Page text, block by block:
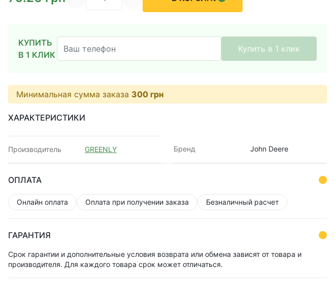
КУПИТЬ
В 1 КЛИК
Купить в 1 клик
Минимальная сумма заказа 300 грн
ХАРАКТЕРИСТИКИ
Производитель GREENLY Бренд John Deere
ОПЛАТА
Онлайн оплата Оплата при получении заказа Безналичный расчет
ГАРАНТИЯ
Срок гарантии и дополнительные условия возврата или обмена зависят от товара и
производителя. Для каждого товара срок может отличаться.